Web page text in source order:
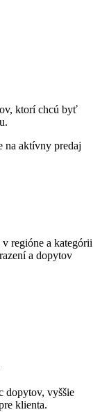
ktorí chcú byť
na aktívny predaj
regióne a kategórii
a dopytov
dopytov, vyššie
klienta.